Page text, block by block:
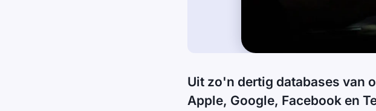
Uit zo'n dertig databases van
Apple, Google, Facebook en